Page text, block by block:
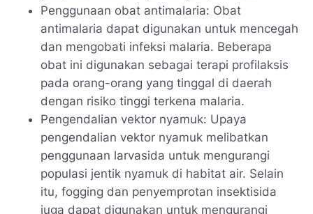
Penggunaan obat antimalaria: Obat
antimalaria dapat digunakan untuk mencegah
dan mengobati infeksi malaria. Beberapa
obat ini digunakan sebagai terapi profilaksis
pada orang-orang yang tinggal di daerah
dengan risiko tinggi terkena malaria.
Pengendalian vektor nyamuk: Upaya
pengendalian vektor nyamuk melibatkan
penggunaan larvasida untuk mengurangi
populasi jentik nyamuk di habitat air. Selain
itu, fogging dan penyemprotan insektisida
juga dapat digunakan untuk mengurangi